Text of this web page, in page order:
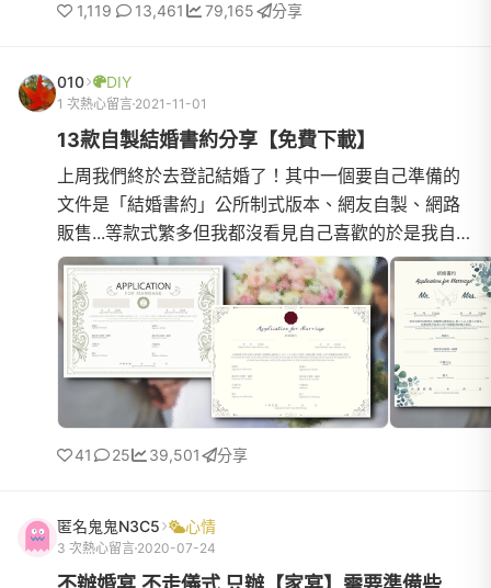
1,119 13,461 79,165 分享
010 DIY
1 次熱心留言 2021-11-01
13款自製結婚書約分享【免費下載】
上周我們終於去登記結婚了！其中一個要自己準備的
文件是「結婚書約」公所制式版本、網友自製、網路
販售...等款式繁多但我都沒看見自己喜歡的於是我自己
蒐集免費素材製作一開始只做2款但越做越起勁，最後
生出了13款結...
41 25 39,501 分享
匿名鬼鬼N3C5 心情
3 次熱心留言 2020-07-24